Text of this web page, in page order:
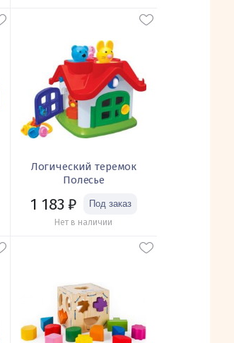
Логический теремок
Полесье
1 183₽
Нет в наличии